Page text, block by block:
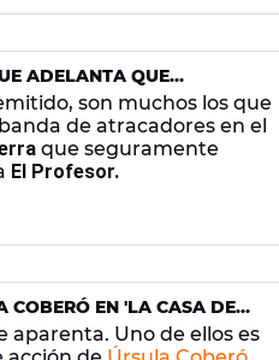
ADELANTA QUE
son muchos los que
de atracadores en el
que seguramente
El Profesor.
COBERÓ EN 'LA CASA DE
aparenta. Uno de ellos es